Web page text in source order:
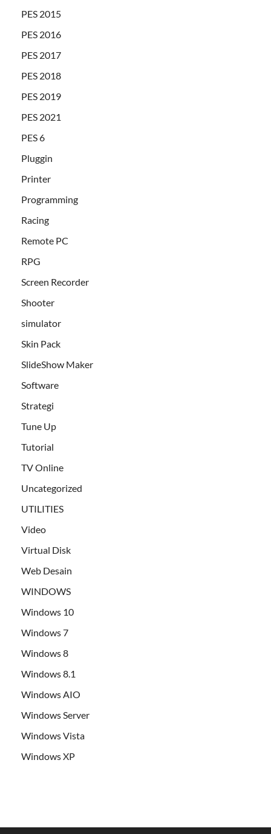
PES 2015
PES 2016
PES 2017
PES 2018
PES 2019
PES 2021
PES 6
Pluggin
Printer
Programming
Racing
Remote PC
RPG
Screen Recorder
Shooter
simulator
Skin Pack
SlideShow Maker
Software
Strategi
Tune Up
Tutorial
TV Online
Uncategorized
UTILITIES
Video
Virtual Disk
Web Desain
WINDOWS
Windows 10
Windows 7
Windows 8
Windows 8.1
Windows AIO
Windows Server
Windows Vista
Windows XP